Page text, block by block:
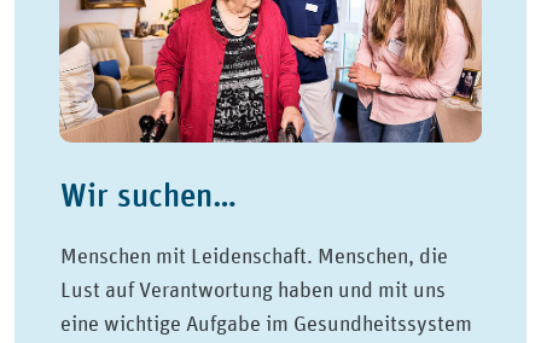
Wir suchen…
Menschen mit Leidenschaft. Menschen, die
Lust auf Verantwortung haben und mit uns
eine wichtige Aufgabe im Gesundheitssystem